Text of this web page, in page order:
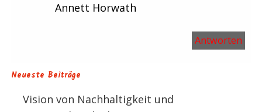
Annett Horwath
Antworten
Neueste Beiträge
Vision von Nachhaltigkeit und